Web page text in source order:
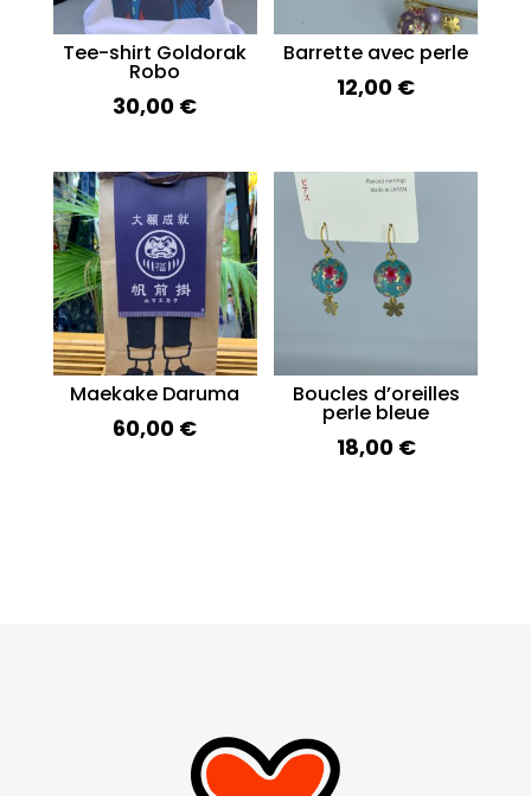
Tee-shirt Goldorak
Robo
30,00 €
Barrette avec perle
12,00 €
Maekake Daruma
60,00 €
Boucles d’oreilles
perle bleue
18,00 €